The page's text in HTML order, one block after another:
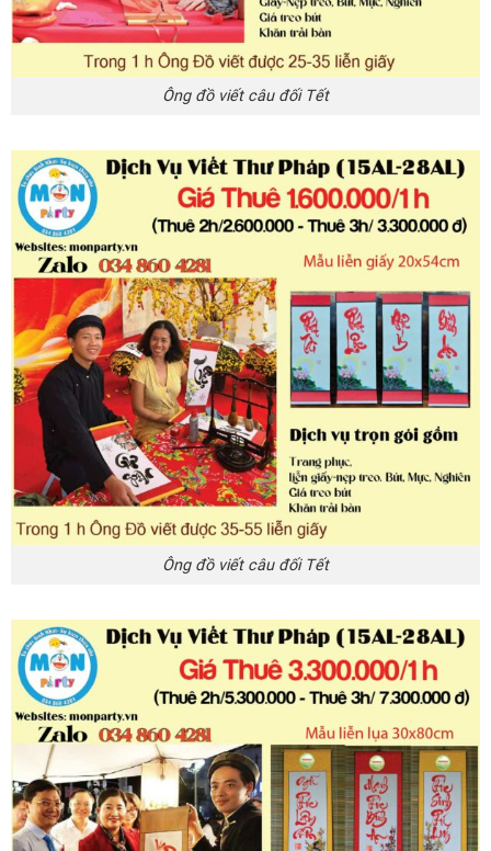
Ông đồ viết câu đối Tết
Ông đồ viết câu đối Tết